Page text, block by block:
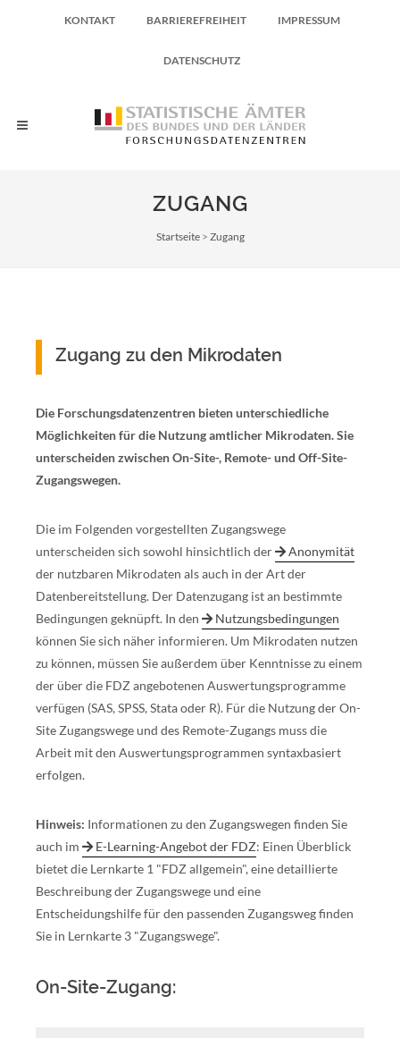
KONTAKT BARRIEREFREIHEIT IMPRESSUM
DATENSCHUTZ
ZUGANG
PfadnavigationStartseite Zugang
Zugang zu den Mikrodaten
Die Forschungsdatenzentren bieten unterschiedliche
Möglichkeiten für die Nutzung amtlicher Mikrodaten. Sie
unterscheiden zwischen On-Site-, Remote- und Off-Site-
Zugangswegen.
Die im Folgenden vorgestellten Zugangswege
unterscheiden sich sowohl hinsichtlich der
Anonymität
der nutzbaren Mikrodaten als auch in der Art der
Datenbereitstellung. Der Datenzugang ist an bestimmte
Bedingungen geknüpft. In den
Nutzungsbedingungen
können Sie sich näher informieren. Um Mikrodaten nutzen
zu können, müssen Sie außerdem über Kenntnisse zu einem
der über die FDZ angebotenen Auswertungsprogramme
verfügen (SAS, SPSS, Stata oder R). Für die Nutzung der On-
Site Zugangswege und des Remote-Zugangs muss die
Arbeit mit den Auswertungsprogrammen syntaxbasiert
erfolgen.
Hinweis: Informationen zu den Zugangswegen finden Sie
auch im
E-Learning-Angebot der FDZ: Einen Überblick
bietet die Lernkarte 1 "FDZ allgemein", eine detaillierte
Beschreibung der Zugangswege und eine
Entscheidungshilfe für den passenden Zugangsweg finden
Sie in Lernkarte 3 "Zugangswege".
On-Site-Zugang: